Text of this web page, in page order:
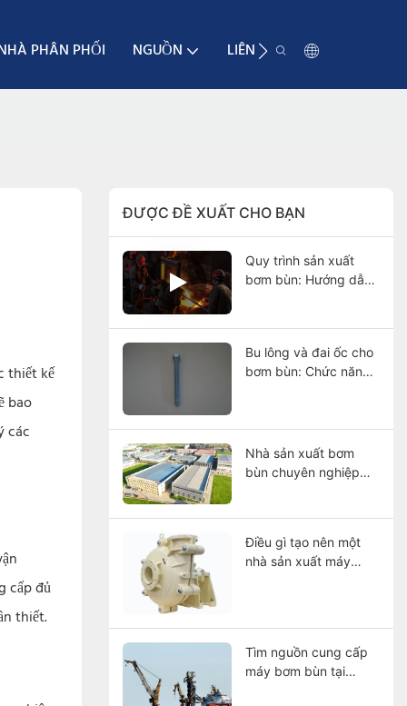
PHÂN PHỐI NGUỒN LIÊN HỆ VỚI
thiết kế
bao
các
cấp đủ
thiết.
ĐƯỢC ĐỀ XUẤT CHO BẠN
Quy trình sản xuất
bơm bùn: Hướng dẫn
Bu lông và đai ốc cho
bơm bùn: Chức năng,
bảo trì
Nhà sản xuất bơm
bùn chuyên nghiệp
bơm bùn, phụ tùng và
giải pháp bơm công
Điều gì tạo nên một
nhà sản xuất máy
Tìm nguồn cung cấp
máy bơm bùn tại